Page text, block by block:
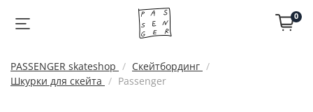
0
PASSENGER skateshop
Скейтбординг
Шкурки для скейта
Passenger